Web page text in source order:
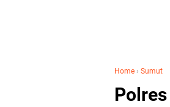
Home › Sumut